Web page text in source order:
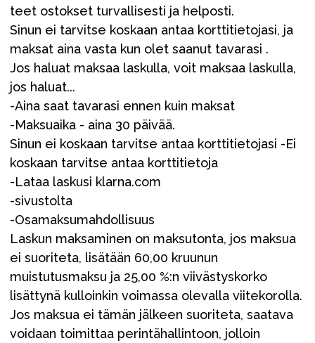
teet ostokset turvallisesti ja helposti.
Sinun ei tarvitse koskaan antaa korttitietojasi, ja
maksat aina vasta kun olet saanut tavarasi .
Jos haluat maksaa laskulla, voit maksaa laskulla,
jos haluat...
-Aina saat tavarasi ennen kuin maksat
-Maksuaika - aina 30 päivää.
Sinun ei koskaan tarvitse antaa korttitietojasi -Ei
koskaan tarvitse antaa korttitietoja
-Lataa laskusi klarna.com
-sivustolta
-Osamaksumahdollisuus
Laskun maksaminen on maksutonta, jos maksua
ei suoriteta, lisätään 60,00 kruunun
muistutusmaksu ja 25,00 %:n viivästyskorko
lisättynä kulloinkin voimassa olevalla viitekorolla.
Jos maksua ei tämän jälkeen suoriteta, saatava
voidaan toimittaa perintähallintoon, jolloin